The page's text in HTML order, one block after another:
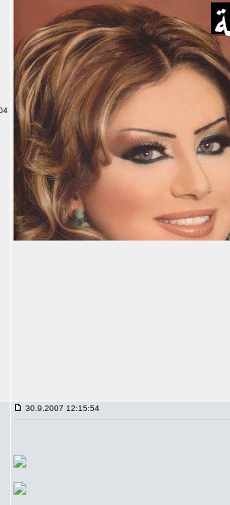
30.9.2007 12:15:54